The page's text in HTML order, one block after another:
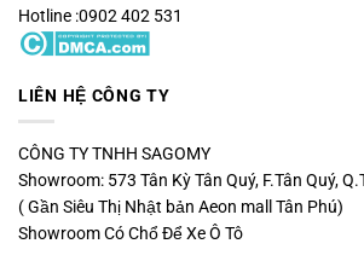
Hotline :0902 402 531
LIÊN HỆ CÔNG TY
CÔNG TY TNHH SAGOMY
Showroom: 573 Tân Kỳ Tân Quý, F.Tân Quý,
( Gần Siêu Thị Nhật bản Aeon mall Tân Phú)
Showroom Có Chổ Để Xe Ô Tô